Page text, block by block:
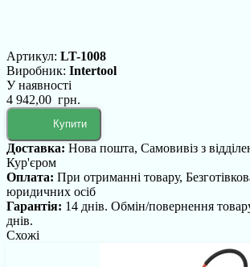
Артикул: LT-1008
Виробник: Intertool
У наявності
4 942,00 грн.
Купити
Доставка: Нова пошта, Самовивіз з
Кур'єром
Оплата: При отриманні товару,
юридичних осіб
Гарантія: 14 днів. Обмін/повернення
днів.
Схожі